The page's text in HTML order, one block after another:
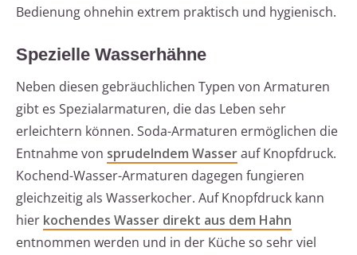
Bedienung ohnehin extrem praktisch und hygienisch.
Spezielle Wasserhähne
Neben diesen gebräuchlichen Typen von Armaturen
gibt es Spezialarmaturen, die das Leben sehr
erleichtern können. Soda-Armaturen ermöglichen die
Entnahme von sprudelndem Wasserauf Knopfdruck.
Kochend-Wasser-Armaturen dagegen fungieren
gleichzeitig als Wasserkocher. Auf Knopfdruck kann
hier kochendes Wasser direkt aus dem Hahn
entnommen werden und in der Küche so sehr viel